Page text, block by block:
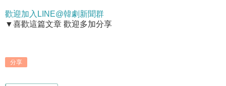
歡迎加入LINE@韓劇新聞群
▼喜歡這篇文章 歡迎多加分享
分享